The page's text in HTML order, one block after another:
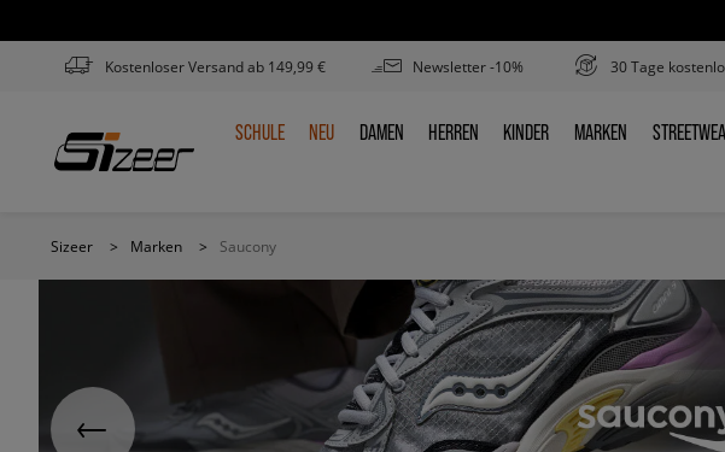
Kostenloser Versand ab 149,99 € Newsletter -10% 30 Tage
SCHULE
SCHULE NEU
NEU DAMEN
DAMEN HERREN
HERREN KINDER
KINDER MARKEN
MARKEN
Sizeer > Marken > Saucony